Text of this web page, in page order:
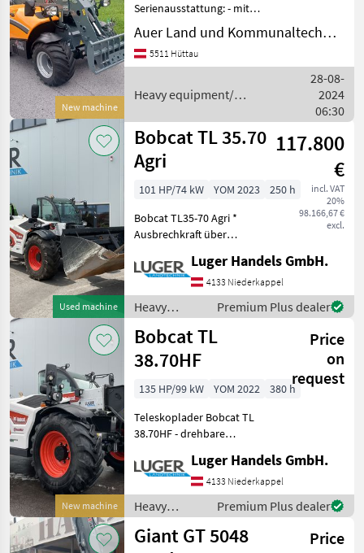
New machine
Serienausstattung: - mit
Hubhöhe 4, 8m - mit
Motorentyp Kubota D1803
CR (3 Zylinder) Stage V
Partikelfilter (DPF) - mit Mo
Auer Land und Kommunaltechnik GmbH
5511 Hüttau
Heavy equipment/
Giant
28-08-
2024
06:30
Used machine
Bobcat TL 35.70
Agri
117.800
€
incl. VAT
20%
98.166,67 €
excl.
101 HP/74 kW YOM 2023
250 h
Bobcat TL35-70 Agri *
Ausbrechkraft über
Fahrbare Nutzlast 3500 kg *
Hubhöhe 6.9 m *
Nennleistung 74 kW (101
PS) * Eigengewicht ca. 7
Luger Handels GmbH.
4133 Niederkappel
Heavy
equipment/
construction
machines /
Bobcat
Premium Plus dealer
New machine
Bobcat TL
38.70HF
Price
on
request
135 HP/99 kW YOM 2022
380 h
Teleskoplader Bobcat TL
38.70HF - drehbare
Klimaanlage - Kabelbaum
im Ausleger - Umkehrlüfter
- Automatische
Auslegerfederung und
Schwimms
Luger Handels GmbH.
4133 Niederkappel
Heavy
equipment/
construction
Premium Plus dealer
Giant GT 5048
Price